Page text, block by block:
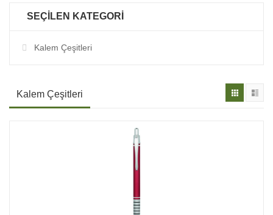
SEÇILEN KATEGORI
Kalem Çeşitleri
Kalem Çeşitleri